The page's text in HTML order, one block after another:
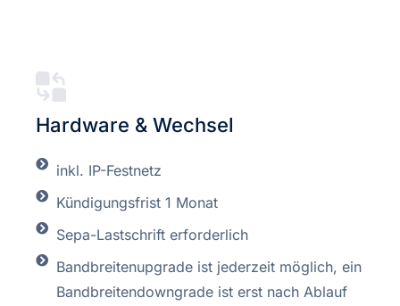
Hardware & Wechsel
inkl. IP-Festnetz
Kündigungsfrist 1 Monat
Sepa-Lastschrift erforderlich
Bandbreitenupgrade ist jederzeit möglich, ein
Bandbreitendowngrade ist erst nach Ablauf